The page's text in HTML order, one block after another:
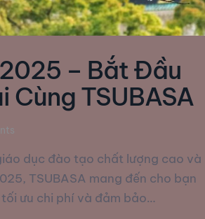
– Bắt Đầu
Cùng TSUBASA
dục đào tạo chất lượng cao và
TSUBASA mang đến cho bạn
ưu chi phí và đảm bảo…